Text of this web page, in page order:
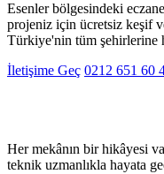
Esenler bölgesindeki
projeniz için ücretsiz keşif
Türkiye'nin tüm şehirlerine
İletişime Geç 0212 651 60
Her mekânın bir hikâyesi
teknik uzmanlıkla hayata